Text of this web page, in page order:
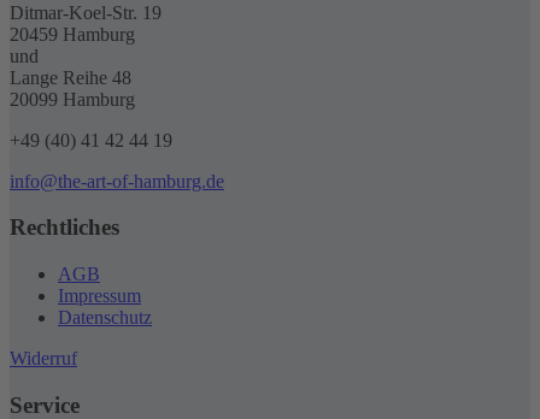
Ditmar-Koel-Str. 19
20459 Hamburg
und
Lange Reihe 48
20099 Hamburg
+49 (40) 41 42 44 19
info@the-art-of-hamburg.de
Rechtliches
AGB
Impressum
Datenschutz
Widerruf
Service